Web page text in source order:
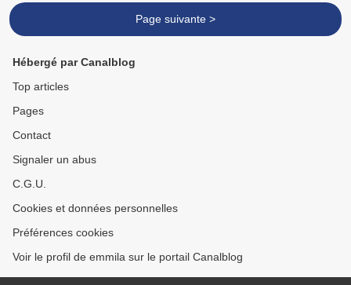
Page suivante >
Hébergé par Canalblog
Top articles
Pages
Contact
Signaler un abus
C.G.U.
Cookies et données personnelles
Préférences cookies
Voir le profil de emmila sur le portail Canalblog